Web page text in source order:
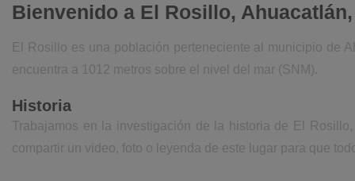
Bienvenido a El Rosillo,
El Rosillo es una población perteneciente al municipio de
encuentra a 1012 metros sobre el nivel del mar (SNM).
Historia
Trabajamos en la investigación de la historia de El
compartir un video, foto o leyenda de este lugar para que